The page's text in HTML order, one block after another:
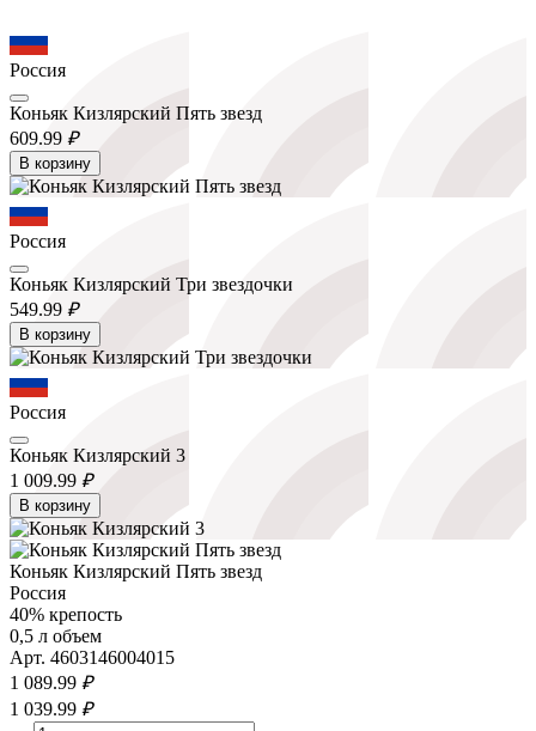
Россия
Коньяк Кизлярский Пять звезд
609.99 ₽
В корзину
Россия
Коньяк Кизлярский Три звездочки
549.99 ₽
В корзину
Россия
Коньяк Кизлярский 3
1 009.99 ₽
В корзину
Коньяк Кизлярский Пять звезд
Россия
40% крепость
0,5 л объем
Арт. 4603146004015
1 089.99 ₽
1 039.99 ₽